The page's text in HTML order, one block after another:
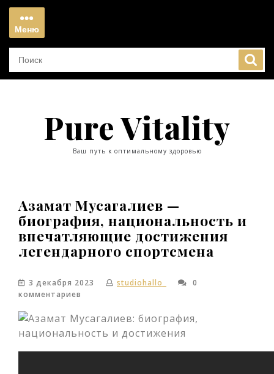
Перейти
содержимому
Меню
Меню
Pure Vitality
Ваш путь к оптимальному здоровью
Азамат Мусагалиев —
биография, национальность и
впечатляющие достижения
легендарного спортсмена
3 декабря 2023 studiohallo_
0
комментариев